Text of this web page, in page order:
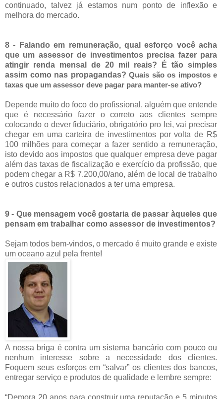
continuado, talvez já estamos num ponto de inflexão e
melhora do mercado.
8 - Falando em remuneração, qual esforço você acha
que um assessor de investimentos precisa fazer para
atingir renda mensal de 20 mil reais? É tão simples
assim como nas propagandas? Quais são os impostos e
taxas que um assessor deve pagar para manter-se ativo?
Depende muito do foco do profissional, alguém que entende
que é necessário fazer o correto aos clientes sempre
colocando o dever fiduciário, obrigatório pro lei, vai precisar
chegar em uma carteira de investimentos por volta de R$
100 milhões para começar a fazer sentido a remuneração,
isto devido aos impostos que qualquer empresa deve pagar
além das taxas de fiscalização e exercício da profissão, que
podem chegar a R$ 7.200,00/ano, além de local de trabalho
e outros custos relacionados a ter uma empresa.
9 - Que mensagem você gostaria de passar àqueles que
pensam em trabalhar como assessor de investimentos?
Sejam todos bem-vindos, o mercado é muito grande e existe
um oceano azul pela frente!
A nossa briga é contra um sistema bancário com pouco ou
nenhum interesse sobre a necessidade dos clientes.
Foquem seus esforços em “salvar” os clientes dos bancos,
entregar serviço e produtos de qualidade e lembre sempre:
“Demora 20 anos para construir uma reputação e 5 minutos